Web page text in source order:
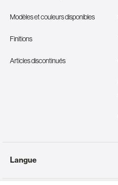
Modèles et couleurs disponibles
Finitions
Articles discontinués
Langue